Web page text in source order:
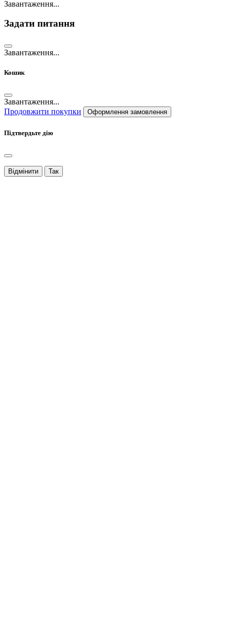
Завантаження...
Задати питання
Завантаження...
Кошик
Завантаження...
Продовжити покупки
Оформлення замовлення
Підтвердьте дію
Відмінити Так